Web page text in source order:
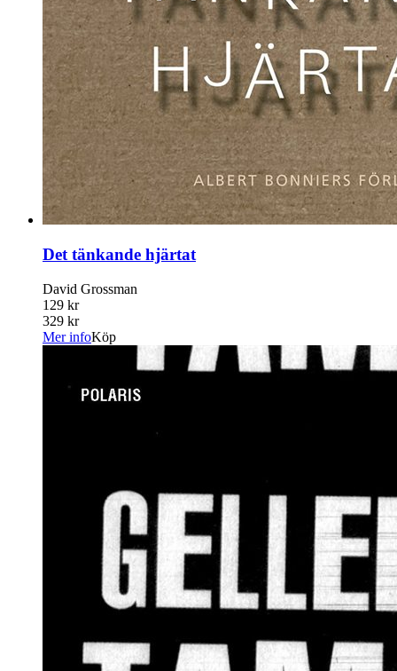
Det tänkande hjärtat
David Grossman
129 kr
329 kr
Mer infoKöp